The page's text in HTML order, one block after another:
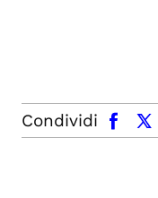
Condividi
facebook x.com